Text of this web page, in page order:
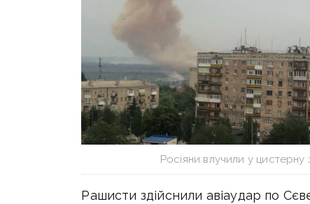
Росіяни влучили у
Рашисти здійснили авіаудар по